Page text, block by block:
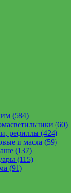
(584)
(60)
рефиллы (424)
и масла (59)
(137)
(115)
(91)